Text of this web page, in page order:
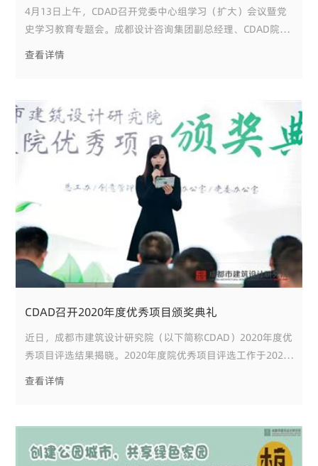
4月13日上午，CDAD召开党委中心组学习（扩大）会议暨党
史学习教育专题会。成都设计咨询集团副总经理、CDAD院党
委书记、院长徐军主持会议并讲话，院党政领导班子、各部
门/分支机构主要负责人、院属各支部书记参加会议。
与会同志集体观看了《永葆初心习近平讲党史》视频，跟随习
近平总书记的原声，一
查看详情
CDAD召开2020年度优秀项目颁奖典礼
近日，成都市建筑设计研究院（以下简称CDAD）2020年度优
秀项目评选结果揭晓。2020年度院优秀项目评选工作于2020
年1月启动，共计申报项目115个，经院内专家和特邀行业专
家评审，评选出优秀设计咨询项目43项，申报及获奖数量创
查看详情